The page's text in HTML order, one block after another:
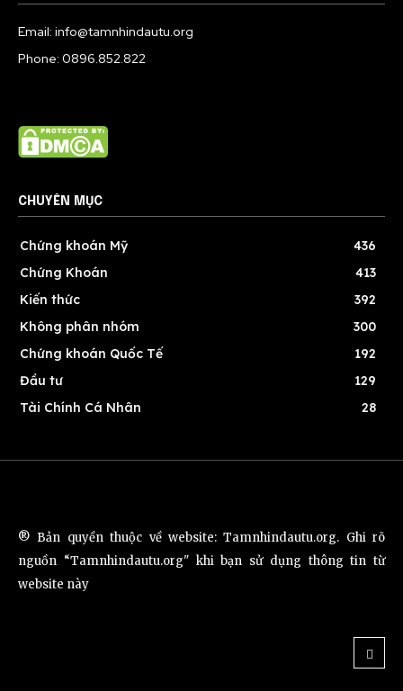
Email: info@tamnhindautu.org
Phone: 0896.852.822
CHUYÊN MỤC
Chứng khoán Mỹ
436
Chứng Khoán
413
Kiến thức
392
Không phân nhóm
300
Chứng khoán Quốc Tế
192
Đầu tư
129
Tài Chính Cá Nhân
28
® Bản quyền thuộc về website: Tamnhindautu.org. Ghi rõ
nguồn “Tamnhindautu.org" khi bạn sử dụng thông tin từ
website này